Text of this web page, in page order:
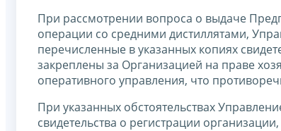
При рассмотрении вопроса о выдаче
операции со средними дистиллятами,
перечисленные в указанных копиях
закреплены за Организацией на праве
оперативного управления, что
При указанных обстоятельствах
свидетельства о регистрации